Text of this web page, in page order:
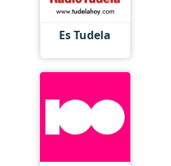
Es Tudela